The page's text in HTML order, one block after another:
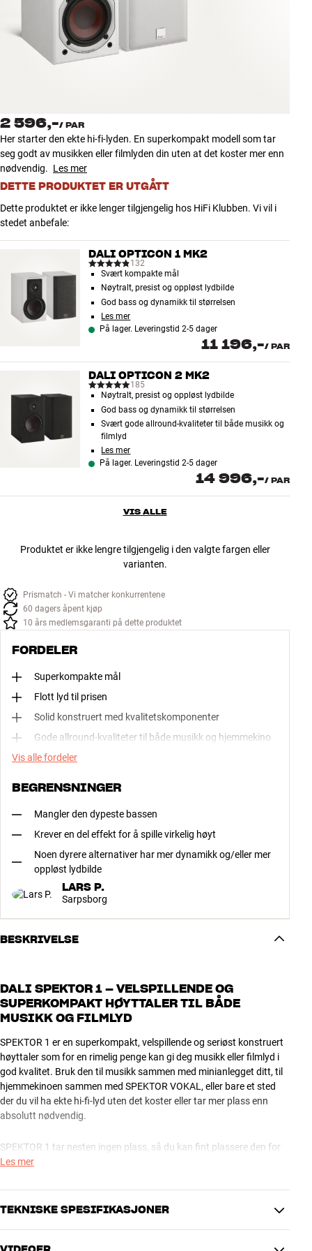
Tilbehør
INSPIRASJON
NYHETER
TILBUD
Finn Butikk
Kundeservice
Logg inn
2 596,-/ PAR
Her starter den ekte hi-fi-lyden. En superkompakt modell som tar
seg godt av musikken eller filmlyden din uten at det koster mer enn
nødvendig. Les mer
DETTE PRODUKTET ER UTGÅTT
Dette produktet er ikke lenger tilgjengelig hos HiFi Klubben. Vi vil i
stedet anbefale:
DALI OPTICON 1 MK2
132
Svært kompakte mål
Nøytralt, presist og oppløst lydbilde
God bass og dynamikk til størrelsen
Les mer
På lager. Leveringstid 2-5 dager
11 196,-/ PAR
DALI OPTICON 2 MK2
185
Nøytralt, presist og oppløst lydbilde
God bass og dynamikk til størrelsen
Svært gode allround-kvaliteter til både musikk og
filmlyd
Les mer
På lager. Leveringstid 2-5 dager
14 996,-/ PAR
VIS ALLE
Produktet er ikke lengre tilgjengelig i den valgte fargen eller
varianten.
Prismatch - Vi matcher konkurrentene
60 dagers åpent kjøp
10 års medlemsgaranti på dette produktet
FORDELER
Superkompakte mål
Flott lyd til prisen
Solid konstruert med kvalitetskomponenter
Gode allround-kvaliteter til både musikk og hjemmekino
Vis alle fordeler
BEGRENSNINGER
Mangler den dypeste bassen
Krever en del effekt for å spille virkelig høyt
Noen dyrere alternativer har mer dynamikk og/eller mer
oppløst lydbilde
LARS P.
Sarpsborg
BESKRIVELSE
DALI SPEKTOR 1 – VELSPILLENDE OG
SUPERKOMPAKT HØYTTALER TIL BÅDE
MUSIKK OG FILMLYD
SPEKTOR 1 er en superkompakt, velspillende og seriøst konstruert
høyttaler som for en rimelig penge kan gi deg musikk eller filmlyd i
god kvalitet. Bruk den til musikk sammen med minianlegget ditt, til
hjemmekinoen sammen med SPEKTOR VOKAL, eller bare et sted
der du vil ha ekte hi-fi-lyd uten det koster eller tar mer plass enn
absolutt nødvendig.
SPEKTOR 1 tar nesten ingen plass, så du kan fint plassere den for
eksempel i en bokhylle. Du kan også henge den på veggen ved hjelp
løsning, så kan du for eksempel bruke DALIs egen CONNECT Stand
M-600, der du kan skjule ledningene på elegant vis inne i søylen. Du
Les mer
TEKNISKE SPESIFIKASJONER